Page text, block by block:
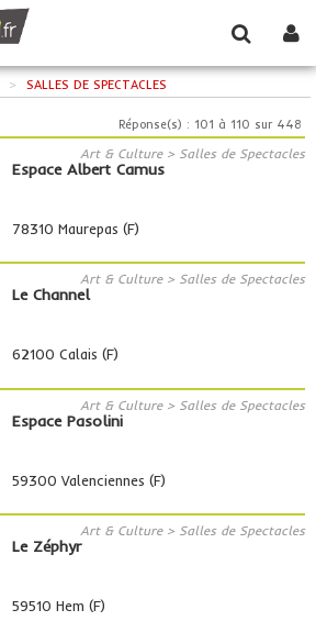
> SALLES DE SPECTACLES
Réponse(s) : 101 à 110 sur 448
Art & Culture > Salles de Spectacles
Espace Albert Camus
78310 Maurepas (F)
Art & Culture > Salles de Spectacles
Le Channel
62100 Calais (F)
Art & Culture > Salles de Spectacles
Espace Pasolini
59300 Valenciennes (F)
Art & Culture > Salles de Spectacles
Le Zéphyr
59510 Hem (F)